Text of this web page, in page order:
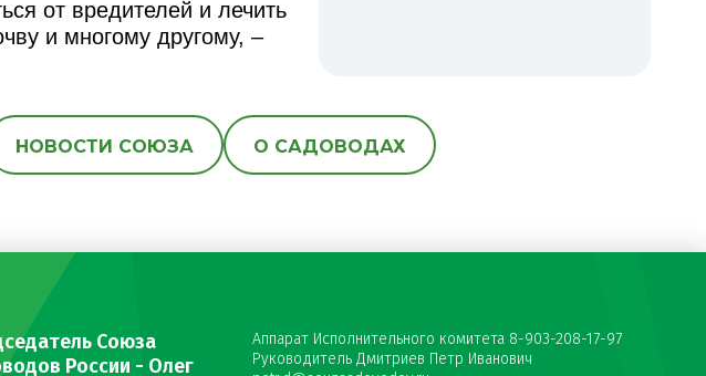
от вредителей и лечить
и многому другому, –
НОВОСТИ СОЮЗА О САДОВОДАХ
Союза
России - Олег
Аппарат Исполнительного комитета 8-903-208-17-97
Руководитель Дмитриев Петр Иванович